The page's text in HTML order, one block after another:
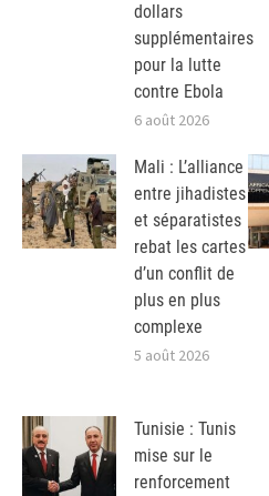
dollars
supplémentaires
pour la lutte
contre Ebola
6 août 2026
Mali : L’alliance
entre jihadistes
et séparatistes
rebat les cartes
d’un conflit de
plus en plus
complexe
5 août 2026
Tunisie : Tunis
mise sur le
renforcement